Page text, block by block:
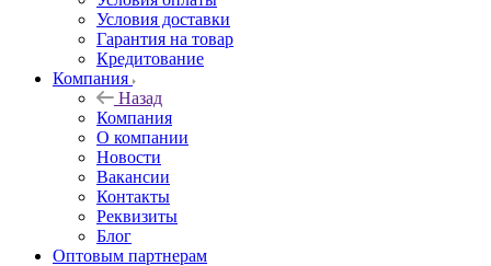
Условия доставки
Гарантия на товар
Кредитование
Компания
Назад
Компания
О компании
Новости
Вакансии
Контакты
Реквизиты
Блог
Оптовым партнерам